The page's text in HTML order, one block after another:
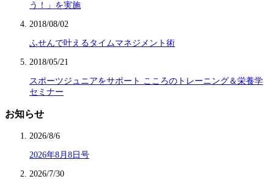
う！」を実施
2018/08/02
ふせんで叶えるタイムマネジメント術
2018/05/21
スポーツジュニアをサポート こころのトレーニング＆栄養学
セミナー
お知らせ
2026/8/6
2026年8月8日号
2026/7/30